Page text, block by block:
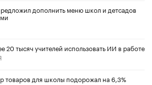
дополнить меню школ и детсадов
20 тысяч учителей использовать ИИ в работе
товаров для школы подорожал на 6,3%